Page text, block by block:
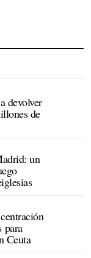
devolver
de
un
para
Ceuta